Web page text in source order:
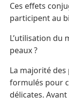
Ces effets
participent au
L’utilisation du
peaux ?
La majorité
formulés pour
délicates.